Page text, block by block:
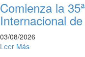
Comienza la
Internacional
03/08/2026
Leer Más